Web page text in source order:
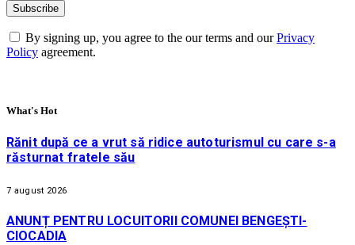
By signing up, you agree to the our terms and ourPrivacy
Policy agreement.
What's Hot
Rănit după ce a vrut să ridice autoturismul cu care s-a
răsturnat fratele său
7 august 2026
ANUNȚ PENTRU LOCUITORII COMUNEI BENGEȘTI-
CIOCADIA